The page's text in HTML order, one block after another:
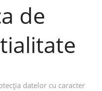
de
datelor cu caracter